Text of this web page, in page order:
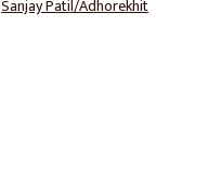
Sanjay Patil/Adhorekhit